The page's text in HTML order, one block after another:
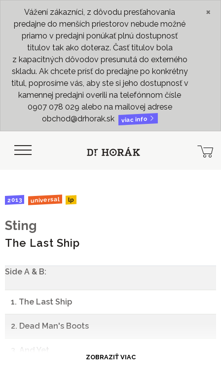
Vážení zákazníci, z dôvodu presťahovania
predajne do menších priestorov nebude možné
priamo v predajni ponúkať plnú dostupnosť
titulov tak ako doteraz. Časť titulov bola
z kapacitných dôvodov presunutá do externého
skladu. Ak chcete prísť do predajne po konkrétny
titul, poprosíme vás, aby ste si jeho dostupnosť v
kamennej predajni overili na telefónnom čísle
0907 078 029 alebo na mailovej adrese
obchod@drhorak.sk
viac info
×
2013 universal lp
Sting
The Last Ship
Side A & B:
1. The Last Ship
2. Dead Man's Boots
3. And Yet
ZOBRAZIŤ VIAC